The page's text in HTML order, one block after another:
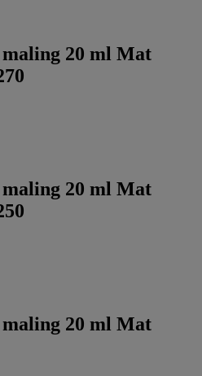
20 ml Mat
20 ml Mat
20 ml Mat